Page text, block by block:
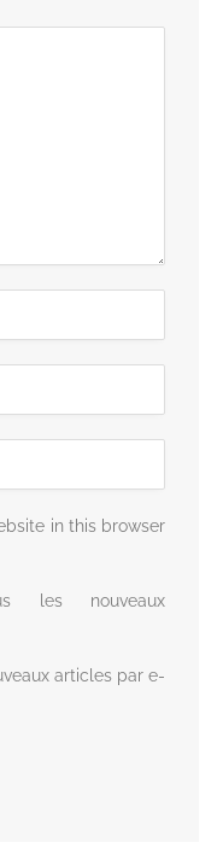
in this browser
les nouveaux
articles par e-